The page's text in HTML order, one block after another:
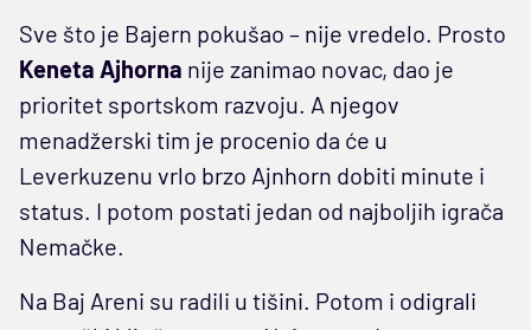
Sve što je Bajern pokušao – nije vredelo. Prosto
Keneta Ajhorna nije zanimao novac, dao je
prioritet sportskom razvoju. A njegov
menadžerski tim je procenio da će u
Leverkuzenu vrlo brzo Ajnhorn dobiti minute i
status. I potom postati jedan od najboljih igrača
Nemačke.
Na Baj Areni su radili u tišini. Potom i odigrali